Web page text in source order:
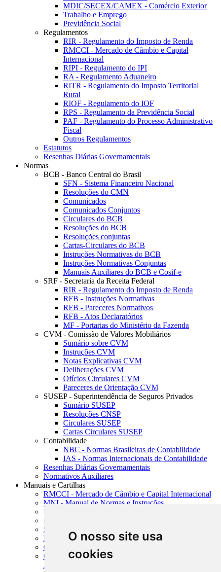
O nosso site usa
cookies
MDIC/SECEX/CAMEX - Comércio Exterior
Trabalho e Emprego
Previdência Social
Regulamentos
RIR - Regulamento do Imposto de Renda
RMCCI - Mercado de Câmbio e Capital
Internacional
RIPI - Regulamento do IPI
RA - Regulamento Aduaneiro
RITR - Regulamento do Imposto Territorial
Rural
RIOF - Regulamento do IOF
RPS - Regulamento da Previdência Social
PAF - Regulamento do Processo Administrativo
Fiscal
Outros Regulamentos
Estatutos
Resenhas Diárias Governamentais
Normas
BCB - Banco Central do Brasil
SFN - Sistema Financeiro Nacional
Resoluções do CMN
Comunicados
Comunicados Conjuntos
Circulares do BCB
Resoluções do BCB
Resoluções conjuntas
Cartas-Circulares do BCB
Instruções Normativas do BCB
Instruções Normativas Conjuntas
Manuais Auxiliares do BCB e Cosif-e
SRF - Secretaria da Receita Federal
RIR - Regulamento do Imposto de Renda
RFB - Instruções Normativas
RFB - Pareceres Normativos
RFB - Atos Declaratórios
MF - Portarias do Ministério da Fazenda
CVM - Comissão de Valores Mobiliários
Sumário sobre CVM
Instruções CVM
Notas Explicativas CVM
Deliberações CVM
Ofícios Circulares CVM
Pareceres de Orientação CVM
SUSEP - Superintendência de Seguros Privados
Sumário SUSEP
Resoluções CNSP
Circulares SUSEP
Cartas Circulares SUSEP
Contabilidade
NBC - Normas Brasileiras de Contabilidade
IAS - Normas Internacionais de Contabilidade
Resenhas Diárias Governamentais
Normativos Auxiliares
Manuais e Cartilhas
RMCCI - Mercado de Câmbio e Capital Internacional
MNI - Manual de Normas e Instruções
MTVM - Manual de Títulos e Valores Mobiliários
MCR - Manual de Crédito Rural
SISORF - Manual de Organização do SFN
MASUP - Manual de Supervisão Bancária
CADOC - Catálogo de Documentos
CNAE-CONCLA - Classificação Nacional de
Atividades Econômicas